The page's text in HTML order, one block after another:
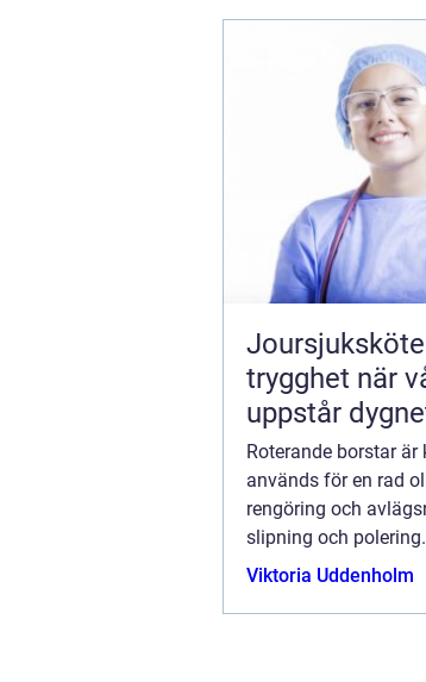
trygghet när
uppstår
Roterande borstar
används för en rad
rengöring och
slipning och
kommer vi att
Viktoria Uddenholm